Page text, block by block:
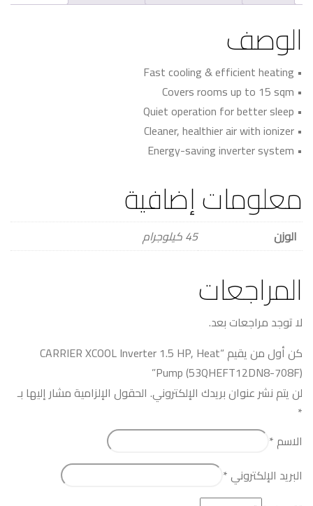
الوصف
• Fast cooling & efficient heating
• Covers rooms up to 15 sqm
• Quiet operation for better sleep
• Cleaner, healthier air with ionizer
• Energy-saving inverter system
معلومات إضافية
الوزن 45 كيلوجرام
المراجعات
لا توجد مراجعات بعد.
كن أول من يقيم “CARRIER XCOOL Inverter 1.5 HP, Heat
Pump (53QHEFT12DN8-708F)”
لن يتم نشر عنوان بريدك الإلكتروني. الحقول الإلزامية مشار إليها بـ
*
الاسم *
البريد الإلكتروني*